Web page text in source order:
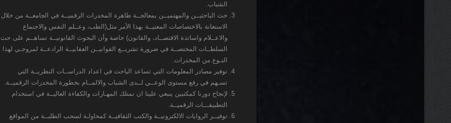
الشباب.
حث الباحثيــن والمهتميــن بمعالجــة ظاهرة المخدرات الرقميــة في الجامعــة من خلال
الاستعانة بالاختصاصات المعنيــة بهذا الأمر مثل(الطب، وعــلم النفس والاجتماع
والاعــلام واساتذة الاقتصــاد، والقانون) خاصة وأن البحوث القانونيــة تساهــم على حث
السلطــات المختصــة في ضرورة تشريــع القوانيــن العقابيــة الرادعــة لمروجـي لهذا
النـوع من المخدرات.
توفير مصادر المعلومات التي تساعد الباحث في اعداد الدراســات النظريــة التي
تسـهم في رفع مستوى الوعــي لــدى الشباب والالمــام بخطورة المخدرات الرقميــة.
لإنجاح دورنا كمكتبين ينبغي علينا ان نمتلك المهـارات والكفاءة العاليــة في استخدام
التطبيقـــات الرقميــة.
توفيــر الروايات الالكترونيــة والكتب الثقافيــة كمحاولـة لسحب الطلبــة من المواقع